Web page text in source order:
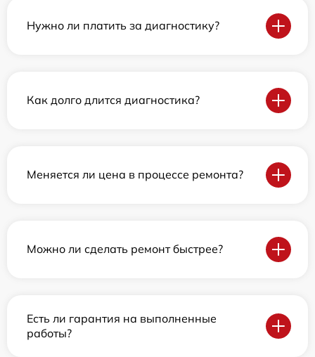
Нужно ли платить за диагностику?
Как долго длится диагностика?
Меняется ли цена в процессе ремонта?
Можно ли сделать ремонт быстрее?
Есть ли гарантия на выполненные
работы?